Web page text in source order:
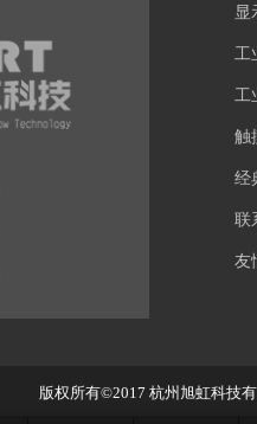
显
工
工
触
经
联
友
版权所有©2017 杭州旭虹科技